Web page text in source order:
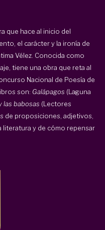
que hace al inicio del
el carácter y la ironía de
Vélez. Conocida como
tiene una obra que reta al
Nacional de Poesía de
son: Galápagos (Laguna
las babosas (Lectores
de proposiciones, adjetivos,
literatura y de cómo repensar